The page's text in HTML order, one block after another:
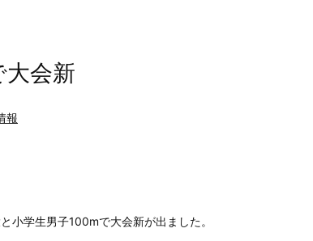
会新
報
学生男子100mで大会新が出ました。